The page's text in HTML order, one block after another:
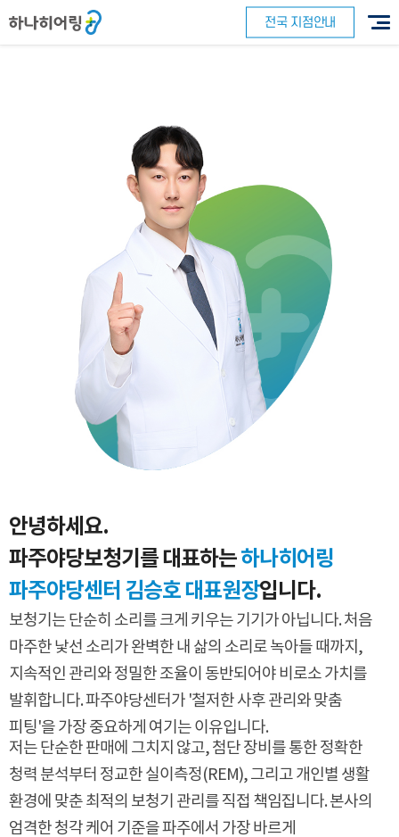
전국 지점안내
안녕하세요.
파주야당보청기를 대표하는하나히어링
파주야당센터 김승호 대표원장입니다.
보청기는 단순히 소리를 크게 키우는 기기가 아닙니다.처음
마주한 낯선 소리가 완벽한 내 삶의 소리로 녹아들 때까지,
지속적인 관리와 정밀한 조율이 동반되어야 비로소 가치를
발휘합니다.파주야당센터가 '철저한 사후 관리와 맞춤
피팅'을 가장 중요하게 여기는 이유입니다.
저는 단순한 판매에 그치지 않고,첨단 장비를 통한 정확한
청력 분석부터 정교한 실이측정(REM),그리고 개인별 생활
환경에 맞춘 최적의 보청기 관리를 직접 책임집니다.본사의
엄격한 청각 케어 기준을 파주에서 가장 바르게